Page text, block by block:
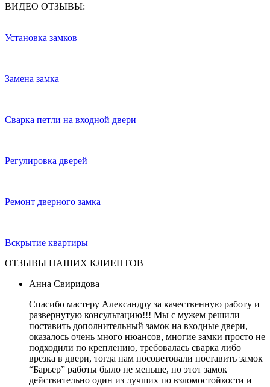
ВИДЕО ОТЗЫВЫ:
Установка замков
Замена замка
Сварка петли на входной двери
Регулировка дверей
Ремонт дверного замка
Вскрытие квартиры
ОТЗЫВЫ НАШИХ КЛИЕНТОВ
Анна Свиридова
Спасибо мастеру Александру за качественную работу и
развернутую консультацию!!! Мы с мужем решили
поставить дополнительный замок на входные двери,
оказалось очень много нюансов, многие замки просто не
подходили по креплению, требовалась сварка либо
врезка в двери, тогда нам посоветовали поставить замок
“Барьер” работы было не меньше, но этот замок
действительно один из лучших по взломостойкости и